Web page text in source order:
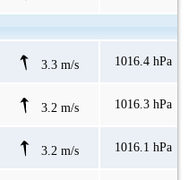
3.3 m/s 1016.4 hPa
3.2 m/s 1016.3 hPa
3.2 m/s 1016.1 hPa